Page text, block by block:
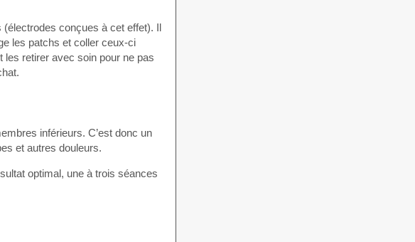
(électrodes conçues à cet effet). Il
les patchs et coller ceux-ci
les retirer avec soin pour ne pas
inférieurs. C’est donc un
et autres douleurs.
optimal, une à trois séances